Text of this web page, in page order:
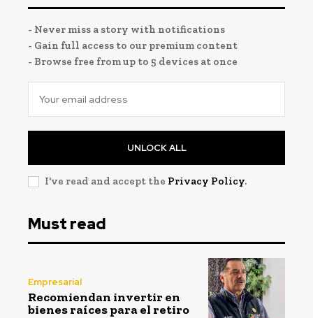
- Never miss a story with notifications
- Gain full access to our premium content
- Browse free from up to 5 devices at once
UNLOCK ALL
I've read and accept the Privacy Policy.
Must read
Empresarial
Recomiendan invertir en
bienes raíces para el retiro